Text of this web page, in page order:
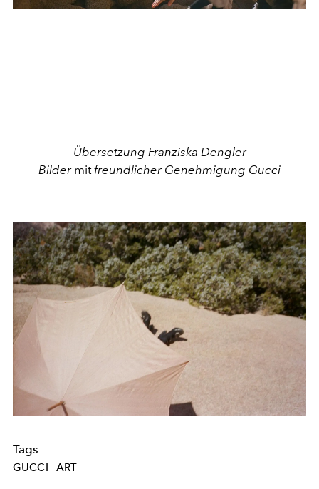
Übersetzung Franziska Dengler
Bildermitfreundlicher Genehmigung Gucci
Tags
GUCCI ART